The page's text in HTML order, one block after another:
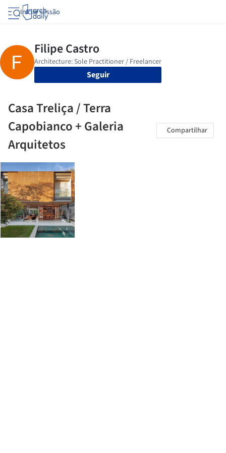
Iniciar sessão
Seguir
Casa Treliça / Terra
Capobianco + Galeria
Arquitetos
Compartilhar